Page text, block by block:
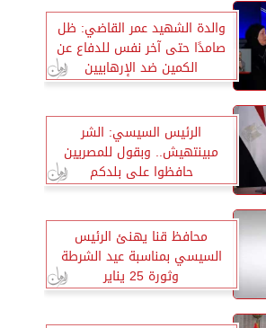
والدة الشهيد عمر القاضي: ظل
صامدًا حتى آخر نفس للدفاع عن
الكمين ضد الإرهابيين
الرئيس السيسي: الشر
مبينتهيش.. وبقول للمصريين
حافظوا على بلدكم
محافظ قنا يهنئ الرئيس
السيسي بمناسبة عيد الشرطة
وثورة 25 يناير